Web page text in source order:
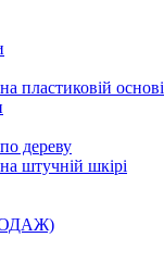
пластиковій основі
дереву
штучній шкірі